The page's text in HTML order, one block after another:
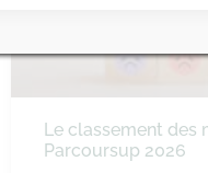
Le classement des
Parcoursup 2026